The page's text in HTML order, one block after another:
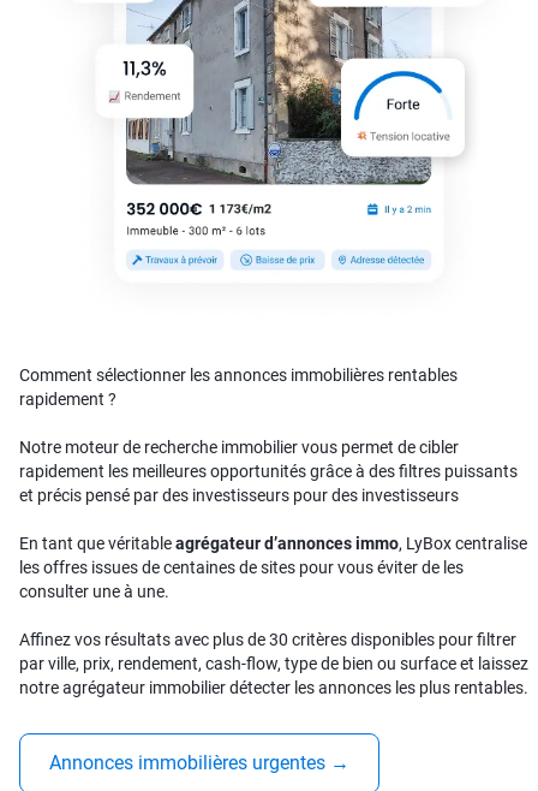
Comment sélectionner les annonces immobilières rentables
rapidement ?
Notre moteur de recherche immobilier vous permet de cibler
rapidement les meilleures opportunités grâce à des filtres puissants
et précis pensé par des investisseurs pour des investisseurs
En tant que véritableagrégateur d’annonces immo, LyBox centralise
les offres issues de centaines de sites pour vous éviter de les
consulter une à une.
Affinez vos résultats avec plus de 30 critères disponibles pour filtrer
par ville, prix, rendement, cash-flow, type de bien ou surface et laissez
notre agrégateur immobilier détecter les annonces les plus rentables.
Annonces immobilières urgentes →